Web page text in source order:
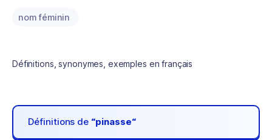
nom féminin
Définitions, synonymes, exemples en français
Définitions de “pinasse“